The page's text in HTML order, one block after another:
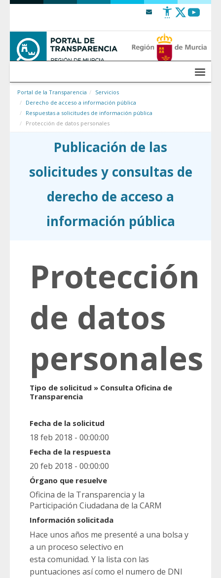
Saltar al contenido
Menú
Portal de la Transparencia
Servicios
Derecho de acceso a información pública
Respuestas a solicitudes de información pública
Protección de datos personales
Publicación de las
solicitudes y consultas de
derecho de acceso a
información pública
Protección
de datos
personales
Tipo de solicitud » Consulta Oficina de
Transparencia
Fecha de la solicitud
18 feb 2018 - 00:00:00
Fecha de la respuesta
20 feb 2018 - 00:00:00
Órgano que resuelve
Oficina de la Transparencia y la
Participación Ciudadana de la CARM
Información solicitada
Hace unos años me presenté a una bolsa y
a un proceso selectivo en
esta comunidad. Y la lista con las
puntuaciones así como el numero de DNI